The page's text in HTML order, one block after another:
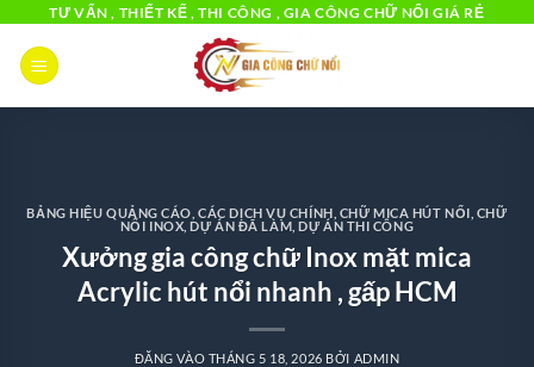
qua
nội
dung
TƯ VẤN , THIẾT KẾ , THI CÔNG , GIA CÔNG CHỮ NỔI GIÁ RẺ
BẢNG HIỆU QUẢNG CÁO ,CÁC DỊCH VỤ CHÍNH CHỮ MICA HÚT NỔI CHỮ
NỔI INOX ,DỰ ÁN ĐÃ LÀM ,DỰ ÁN THI CÔNG
Xưởng gia công chữ Inox mặt mica
Acrylic hút nổi nhanh , gấp HCM
ĐĂNG VÀO THÁNG 5 18, 2026 BỞI ADMIN